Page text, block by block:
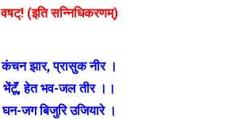
वषट्! (इति सन्निधिकरणम्)
कंचन झार,प्रासुक नीर ।
भेंटूॅं,हेत भव-जल तीर ।।
घन-जग बिजुरि उजियारे ।